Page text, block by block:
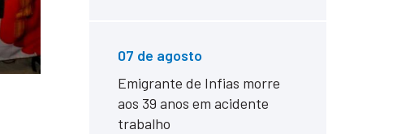
07 de agosto
Emigrante de Infias morre
aos 39 anos em acidente
trabalho